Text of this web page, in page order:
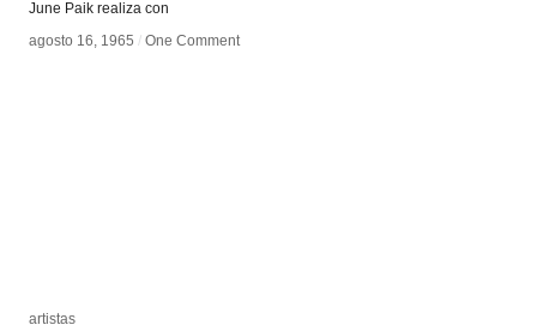
June Paik realiza con
agosto 16, 1965 / One Comment
agosto 16, 1965 / One Comment
artistas
artistas